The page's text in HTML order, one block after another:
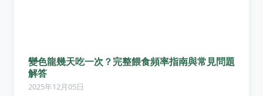
變色龍幾天吃一次？完整餵食頻率指南與常見問題
解答
2025年12月05日